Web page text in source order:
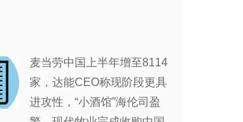
麦当劳中国上半年增至8114
家，达能CEO称现阶段更具
进攻性，“小酒馆”海伦司盈